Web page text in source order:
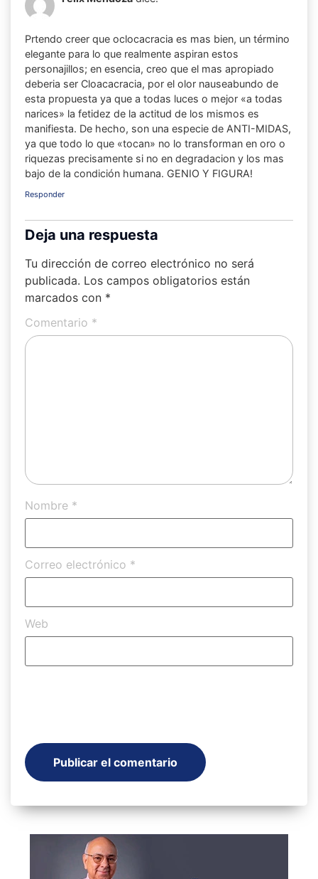
Prtendo creer que oclocacracia es mas bien, un término
elegante para lo que realmente aspiran estos
personajillos; en esencia, creo que el mas apropiado
deberia ser Cloacacracia, por el olor nauseabundo de
esta propuesta ya que a todas luces o mejor «a todas
narices» la fetidez de la actitud de los mismos es
manifiesta. De hecho, son una especie de ANTI-MIDAS,
ya que todo lo que «tocan» no lo transforman en oro o
riquezas precisamente si no en degradacion y los mas
bajo de la condición humana. GENIO Y FIGURA!
Responder
Deja una respuesta
Tu dirección de correo electrónico no será
publicada. Los campos obligatorios están
marcados con *
Comentario *
Nombre *
Correo electrónico *
Web